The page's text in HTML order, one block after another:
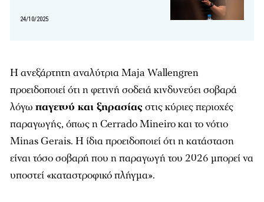
24/10/2025
Η ανεξάρτητη αναλύτρια Maja Wallengren
προειδοποιεί ότι η φετινή σοδειά κινδυνεύει σοβαρά
λόγω παγετού και ξηρασίαςστις κύριες περιοχές
παραγωγής, όπως η Cerrado Mineiro και το νότιο
Minas Gerais. Η ίδια προειδοποιεί ότι η κατάσταση
είναι τόσο σοβαρή που η παραγωγή του 2026 μπορεί να
υποστεί «καταστροφικό πλήγμα».